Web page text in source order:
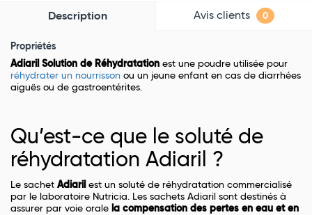
Description Avis clients 0
Propriétés
Adiaril Solution de Réhydratation est une poudre utilisée pour
réhydrater un nourrisson ou un jeune enfant en cas de diarrhées
aiguës ou de gastroentérites.
Qu’est-ce que le soluté de
réhydratation Adiaril ?
Le sachet Adiaril est un soluté de réhydratation commercialisé
par le laboratoire Nutricia. Les sachets Adiaril sont destinés à
assurer par voie orale la compensation des pertes en eau et en